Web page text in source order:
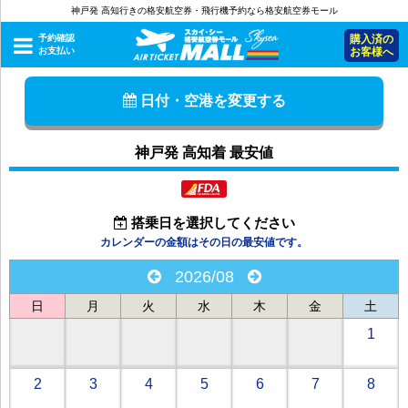
神戸発 高知行きの格安航空券・飛行機予約なら格安航空券モール
予約確認
お支払い
購入済の
お客様へ
日付・空港を変更する
神戸発 高知着 最安値
搭乗日を選択してください
カレンダーの金額はその日の最安値です。
2026/08
日 月 火 水 木 金 土
1
2 3 4 5 6 7 8